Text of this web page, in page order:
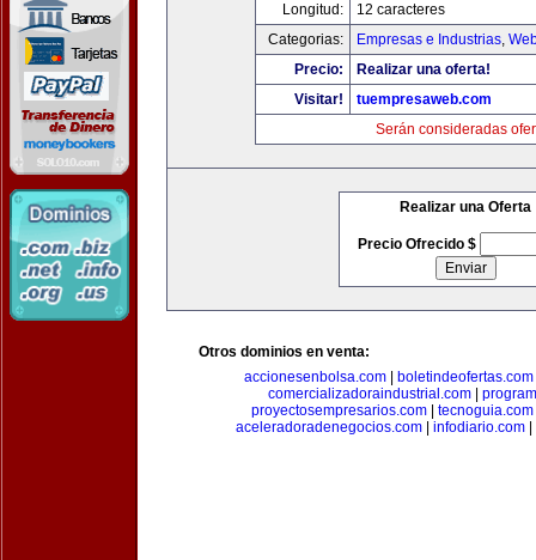
Longitud:
12 caracteres
Categorias:
Empresas e Industrias,
Precio:
Realizar una oferta!
Visitar!
tuempresaweb.com
Serán consideradas
Realizar una Oferta
Precio Ofrecido $
Otros dominios en venta:
accionesenbolsa.com
boletindeofertas.com
comercializadoraindustrial.com
proyectosempresarios.com
tecnoguia.com
aceleradoradenegocios.com| infodiario.com|